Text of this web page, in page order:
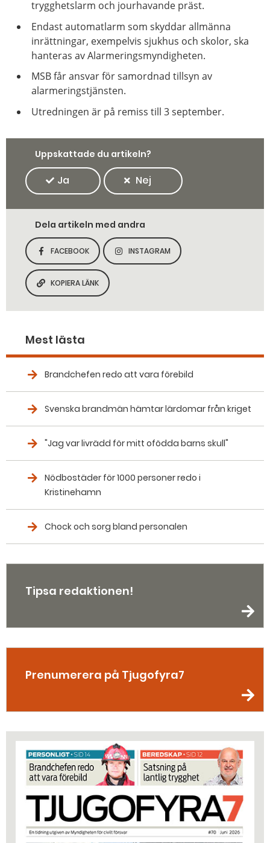
trygghetslarm och jourhavande präst.
Endast automatlarm som skyddar allmänna
inrättningar, exempelvis sjukhus och skolor, ska
hanteras av Alarmeringsmyndigheten.
MSB får ansvar för samordnad tillsyn av
alarmeringstjänsten.
Utredningen är på remiss till 3 september.
Uppskattade du artikeln?
Ja Nej
Dela artikeln med andra
DELA SIDAN PÅ
FACEBOOK
DELA SIDAN PÅ
INSTAGRAM
KOPIERA SIDANS LÄNK
KOPIERA LÄNK
Mest lästa
Brandchefen redo att vara förebild
Svenska brandmän hämtar lärdomar från kriget
"Jag var livrädd för mitt ofödda barns skull"
Nödbostäder för 1000 personer redo i
Kristinehamn
Chock och sorg bland personalen
Tipsa redaktionen!
Prenumerera på Tjugofyra7